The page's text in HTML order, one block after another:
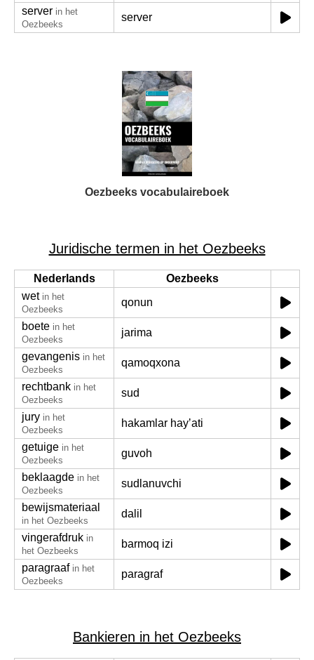
server in het
Oezbeeks
server
Oezbeeks vocabulaireboek
Juridische termen in het Oezbeeks
Nederlands
Oezbeeks
wet in het
Oezbeeks
qonun
boete in het
Oezbeeks
jarima
gevangenis in het
Oezbeeks
qamoqxona
rechtbank in het
Oezbeeks
sud
jury in het
Oezbeeks
hakamlar hayʼati
getuige in het
Oezbeeks
guvoh
beklaagde in het
Oezbeeks
sudlanuvchi
bewijsmateriaal
in het Oezbeeks
dalil
vingerafdruk in
het Oezbeeks
barmoq izi
paragraaf in het
Oezbeeks
paragraf
Bankieren in het Oezbeeks